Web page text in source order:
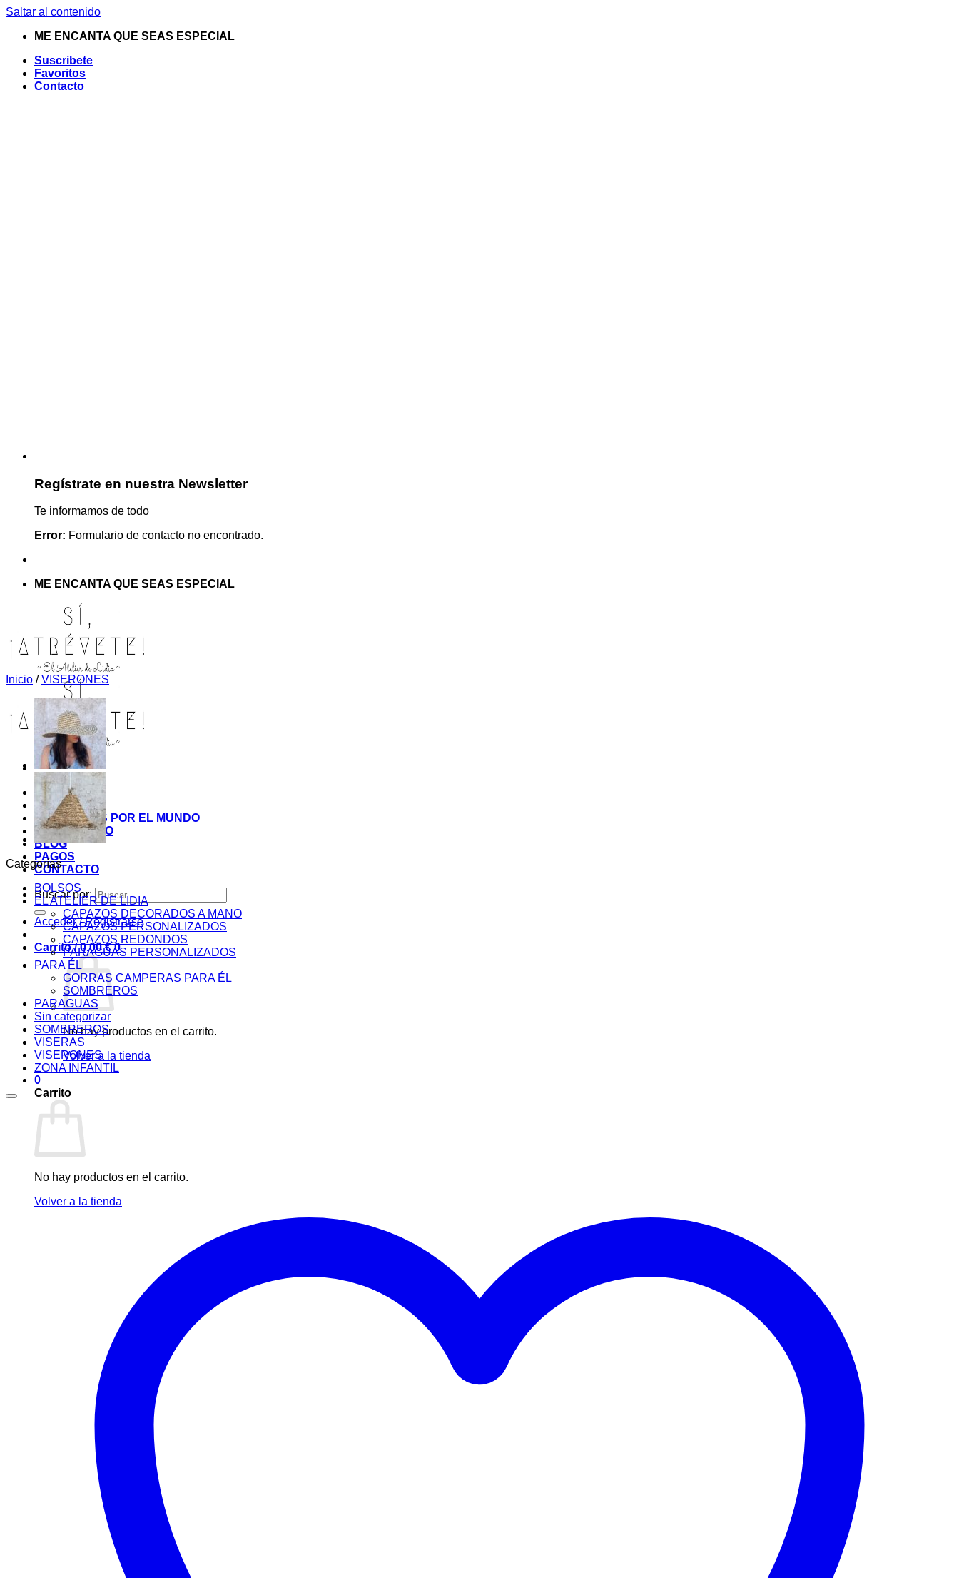
Saltar al contenido
ME ENCANTA QUE SEAS ESPECIAL
Suscribete
Favoritos
Contacto
Regístrate en nuestra Newsletter
Te informamos de todo
Error: Formulario de contacto no encontrado.
ME ENCANTA QUE SEAS ESPECIAL
INICIO
TIENDA
MIS COSITAS POR EL MUNDO
EL COMIENZO
BLOG
PAGOS
CONTACTO
Buscar por:
Acceder / Registrarse
Carrito /0,00€ 0
No hay productos en el carrito.
Volver a la tienda
0
Carrito
No hay productos en el carrito.
Volver a la tienda
Inicio / VISERONES
Categorías
BOLSOS
EL ATELIER DE LIDIA
CAPAZOS DECORADOS A MANO
CAPAZOS PERSONALIZADOS
CAPAZOS REDONDOS
PARAGUAS PERSONALIZADOS
PARA ÉL
GORRAS CAMPERAS PARA ÉL
SOMBREROS
PARAGUAS
Sin categorizar
SOMBREROS
VISERAS
VISERONES
ZONA INFANTIL